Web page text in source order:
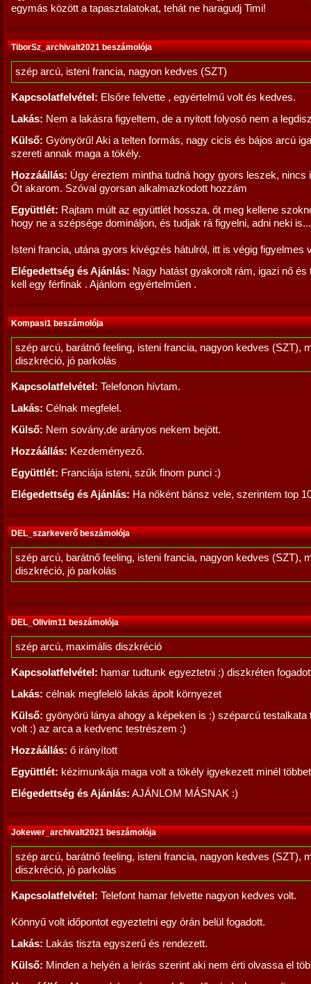
egymás között a tapasztalatokat, tehát ne haragudj Timi!
TiborSz_archivalt2021 beszámolója
szép arcú, isteni francia, nagyon kedves (SZT)
Kapcsolatfelvétel: Elsőre felvette , egyértelmű volt és kedves.
Lakás: Nem a lakásra figyeltem, de a nyitott folyosó nem a
Külső: Gyönyörű! Aki a telten formás, nagy cicis és bájos arcú
szereti annak maga a tökély.
Hozzáállás: Úgy éreztem mintha tudná hogy gyors leszek, nincs
Őt akarom. Szóval gyorsan alkalmazkodott hozzám
Együttlét: Rajtam múlt az együttlét hossza, őt meg kellene
hogy ne a szépsége domináljon, és tudjak rá figyelni, adni neki is...
Isteni francia, utána gyors kivégzés hátulról, itt is végig figyelmes
Elégedettség és Ajánlás: Nagy hatást gyakorolt rám, igazi nő és
kell egy férfinak . Ajánlom egyértelműen .
Kompasi1 beszámolója
szép arcú, barátnő feeling, isteni francia, nagyon kedves (SZT),
diszkréció, jó parkolás
Kapcsolatfelvétel: Telefonon hívtam.
Lakás: Célnak megfelel.
Külső: Nem sovány,de arányos nekem bejött.
Hozzáállás: Kezdeményező.
Együttlét: Franciája isteni, szűk finom punci :)
Elégedettség és Ajánlás: Ha nőként bánsz vele, szerintem top
DEL_szarkeverő beszámolója
szép arcú, barátnő feeling, isteni francia, nagyon kedves (SZT),
diszkréció, jó parkolás
DEL_Olivim11 beszámolója
szép arcú, maximális diszkréció
Kapcsolatfelvétel: hamar tudtunk egyeztetni :) diszkréten
Lakás: célnak megfelelö lakás ápolt környezet
Külső: gyönyörü lánya ahogy a képeken is :) széparcú testalkata
volt :) az arca a kedvenc testrészem :)
Hozzáállás: ő irányított
Együttlét: kézimunkája maga volt a tökély igyekezett minél
Elégedettség és Ajánlás: AJÁNLOM MÁSNAK :)
Jokewer_archivalt2021 beszámolója
szép arcú, barátnő feeling, isteni francia, nagyon kedves (SZT),
diszkréció, jó parkolás
Kapcsolatfelvétel: Telefont hamar felvette nagyon kedves volt.
Könnyű volt időpontot egyeztetni egy órán belül fogadott.
Lakás: Lakás tiszta egyszerű és rendezett.
Külső: Minden a helyén a leírás szerint aki nem érti olvassa el